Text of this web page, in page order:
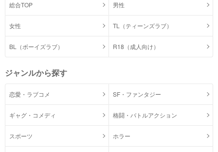
総合TOP 男性
女性 TL（ティーンズラブ）
BL（ボーイズラブ） R18（成人向け）
ジャンルから探す
恋愛・ラブコメ SF・ファンタジー
ギャグ・コメディ 格闘・バトルアクション
スポーツ ホラー